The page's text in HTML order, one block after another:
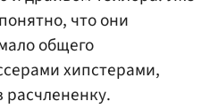
что они
общего
хипстерами,